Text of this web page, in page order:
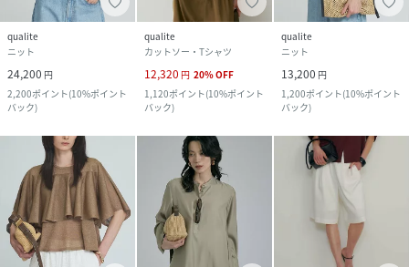
qualite
ニット
24,200 円
2,200ポイント(10%ポイント
バック)
qualite
カットソー・Tシャツ
12,320 円 20%OFF
1,120ポイント(10%ポイント
バック)
qualite
ニット
13,200 円
1,200ポイント(10%ポイント
バック)